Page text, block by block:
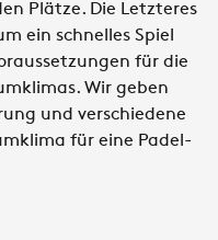
Plätze. Die Letzteres
ein schnelles Spiel
für die
Wir geben
und verschiedene
für eine Padel-